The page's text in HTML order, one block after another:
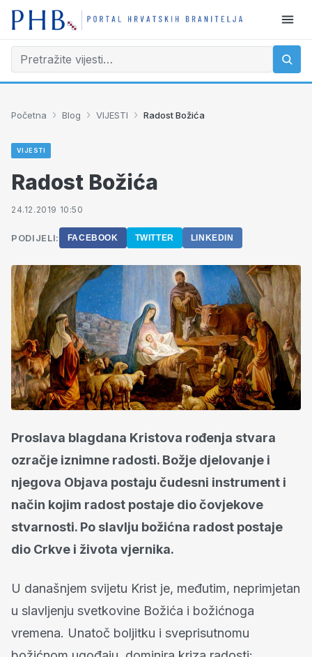
Početna › Blog › VIJESTI › Radost Božića
VIJESTI
Radost Božića
24.12.2019 10:50
PODIJELI: FACEBOOK TWITTER LINKEDIN
Proslava blagdana Kristova rođenja stvara
ozračje iznimne radosti. Božje djelovanje i
njegova Objava postaju čudesni instrument i
način kojim radost postaje dio čovjekove
stvarnosti. Po slavlju božićna radost postaje
dio Crkve i života vjernika.
U današnjem svijetu Krist je, međutim, neprimjetan
u slavljenju svetkovine Božića i božićnoga
vremena. Unatoč boljitku i sveprisutnomu